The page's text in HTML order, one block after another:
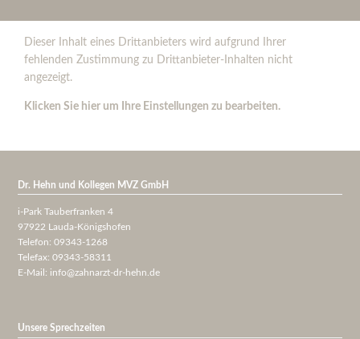
Dieser Inhalt eines Drittanbieters wird aufgrund Ihrer
fehlenden Zustimmung zu Drittanbieter-Inhalten nicht
angezeigt.
Klicken Sie hier um Ihre Einstellungen zu bearbeiten.
Dr. Hehn und Kollegen MVZ GmbH
i-Park Tauberfranken 4
97922 Lauda-Königshofen
Telefon: 09343-1268
Telefax: 09343-58311
E-Mail: info@zahnarzt-dr-hehn.de
Unsere Sprechzeiten